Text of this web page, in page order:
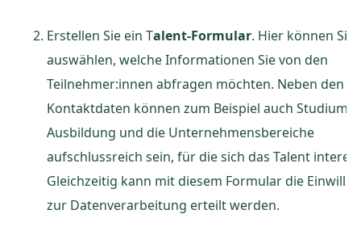
Erstellen Sie ein Talent-Formular. Hier können Sie
auswählen, welche Informationen Sie von den
Teilnehmer:innen abfragen möchten. Neben den
Kontaktdaten können zum Beispiel auch Studium
Ausbildung und die Unternehmensbereiche
aufschlussreich sein, für die sich das Talent
Gleichzeitig kann mit diesem Formular die
zur Datenverarbeitung erteilt werden.